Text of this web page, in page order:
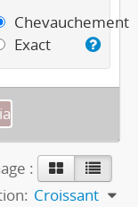
Chevauchement
Exact
:
Croissant